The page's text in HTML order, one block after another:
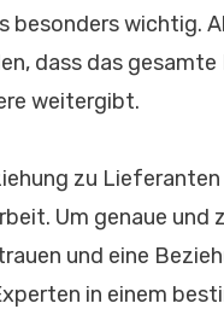
besonders wichtig.
dass das
weitergibt.
zu
Um genaue
und eine
in einem